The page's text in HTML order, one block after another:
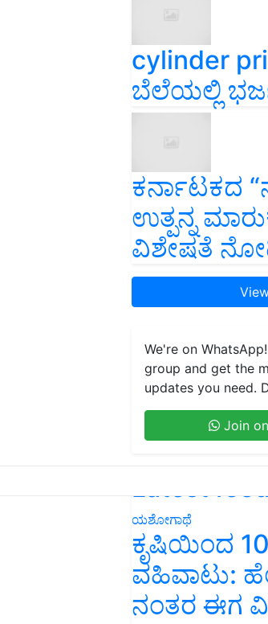
cylinder
ಬೆಲೆಯಲ್ಲಿ
ಕರ್ನಾಟಕದ
ಉತ್ಪನ್ನ
ವಿಶೇಷತೆ
We're on
group and get the
updates you need.
Join
Latest
ಯಶೋಗಾಥೆ
ಕೃಷಿಯಿಂದ
ವಹಿವಾಟು:
ನಂತರ ಈಗ